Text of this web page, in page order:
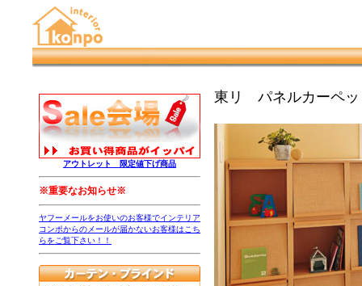
東リ パネルカーペ